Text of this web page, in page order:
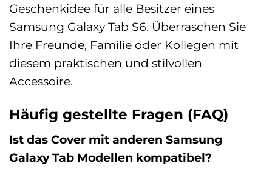
Geschenkidee für alle Besitzer eines
Samsung Galaxy Tab S6. Überraschen Sie
Ihre Freunde, Familie oder Kollegen mit
diesem praktischen und stilvollen
Accessoire.
Häufig gestellte Fragen (FAQ)
Ist das Cover mit anderen Samsung
Galaxy Tab Modellen kompatibel?